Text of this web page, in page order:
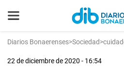
Diarios Bonaerenses>Sociedad>
22 de diciembre de 2020 - 16:54